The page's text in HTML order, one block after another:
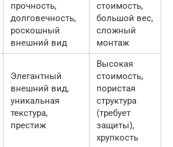
прочность,
долговечность,
роскошный
внешний вид
стоимость,
большой вес,
сложный
монтаж
Элегантный
внешний вид,
уникальная
текстура,
престиж
Высокая
стоимость,
пористая
структура
(требует
защиты),
хрупкость